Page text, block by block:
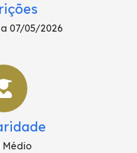
07/05/2026
Médio